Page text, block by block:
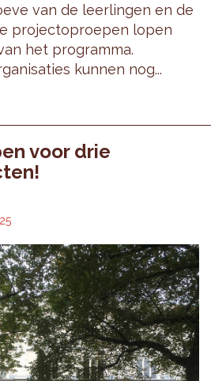
van de leerlingen en de
projectoproepen lopen
het programma.
kunnen nog...
voor drie